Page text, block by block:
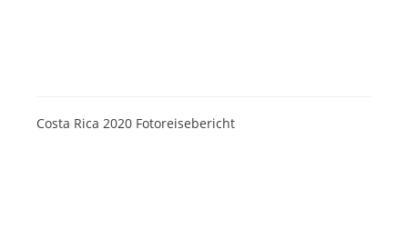
Costa Rica 2020 Fotoreisebericht